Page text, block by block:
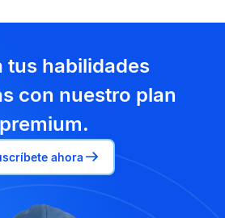
tus habilidades
con nuestro plan
premium.
ahora